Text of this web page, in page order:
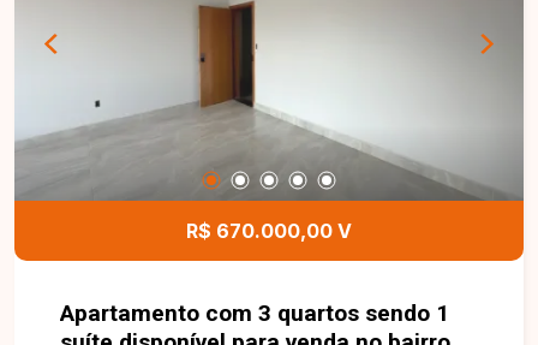
mais informações e agende uma visita para
conhecer este excelente apartamento.
R$ 670.000,00 V
Apartamento com 3 quartos sendo 1